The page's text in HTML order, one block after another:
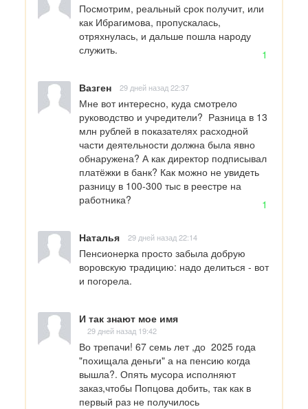
Посмотрим, реальный срок получит, или
как Ибрагимова, пропускалась,
отряхнулась, и дальше пошла народу
служить.
1
Вазген 29 дней назад 22:37
Мне вот интересно, куда смотрело
руководство и учредители?  Разница в 13
млн рублей в показателях расходной
части деятельности должна была явно
обнаружена? А как директор подписывал
платёжки в банк? Как можно не увидеть
разницу в 100-300 тыс в реестре на
работника?
1
Наталья 29 дней назад 22:14
Пенсионерка просто забыла добрую
воровскую традицию: надо делиться - вот
и погорела.
И так знают мое имя
29 дней назад 19:42
Во трепачи! 67 семь лет ,до  2025 года
"похищала деньги" а на пенсию когда
вышла?. Опять мусора исполняют
заказ,чтобы Попцова добить, так как в
первый раз не получилось